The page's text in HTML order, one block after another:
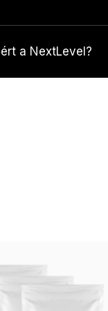
a NextLevel?
was:
32.970 Ft.